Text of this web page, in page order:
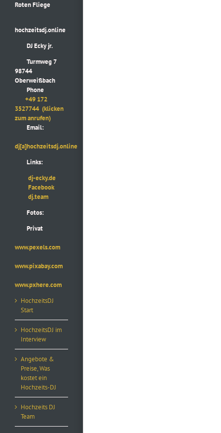
Roten Fliege
hochzeitsdj.online
DJ Ecky jr.
Turmweg 7
98744
Oberweißbach
Phone
+49 172
3527744 (klicken
zum anrufen)
Email:
dj[a]hochzeitsdj.online
Links:
dj-ecky.de
Facebook
dj.team
Fotos:
Privat
www.pexels.com
www.pixabay.com
www.pxhere.com
HochzeitsDJ
Start
HochzeitsDJ im
Interview
Angebote &
Preise, Was
kostet ein
Hochzeits-DJ
Hochzeits DJ
Team